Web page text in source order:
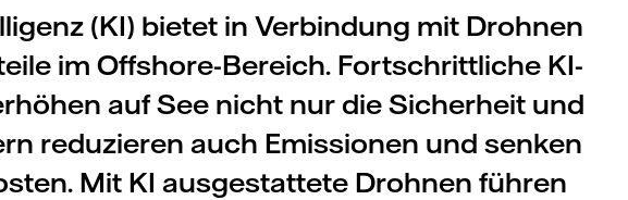
(KI) bietet in Verbindung mit Drohnen
im Offshore-Bereich. Fortschrittliche KI-
auf See nicht nur die Sicherheit und
reduzieren auch Emissionen und senken
Mit KI ausgestattete Drohnen führen